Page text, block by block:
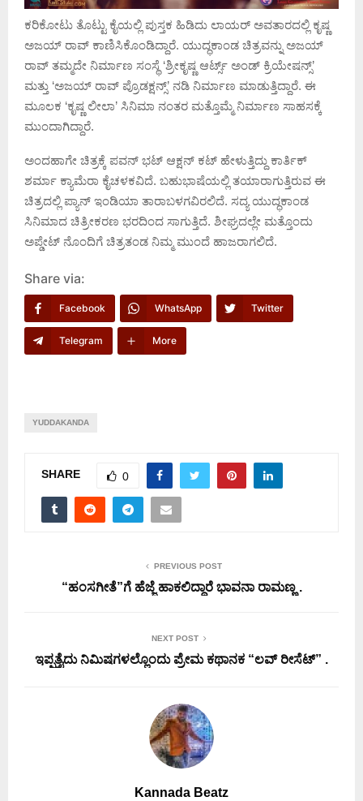
ಕರಿಕೋಟು ತೊಟ್ಟು ಕೈಯಲ್ಲಿ ಪುಸ್ತಕ ಹಿಡಿದು ಲಾಯರ್ ಅವತಾರದಲ್ಲಿ ಕೃಷ್ಣ
ಅಜಯ್ ರಾವ್ ಕಾಣಿಸಿಕೊಂಡಿದ್ದಾರೆ.‌ ಯುದ್ಧಕಾಂಡ ಚಿತ್ರವನ್ನು ಅಜಯ್
ರಾವ್ ತಮ್ಮದೇ ನಿರ್ಮಾಣ ಸಂಸ್ಥೆ ‘ಶ್ರೀಕೃಷ್ಣ ಆರ್ಟ್ಸ್ ಅಂಡ್ ಕ್ರಿಯೇಷನ್ಸ್’
ಮತ್ತು ‘ಅಜಯ್ ರಾವ್ ಪ್ರೊಡಕ್ಷನ್ಸ್’ ನಡಿ ನಿರ್ಮಾಣ ಮಾಡುತ್ತಿದ್ದಾರೆ. ಈ
ಮೂಲಕ ‘ಕೃಷ್ಣ ಲೀಲಾ’ ಸಿನಿಮಾ ನಂತರ ಮತ್ತೊಮ್ಮೆ ನಿರ್ಮಾಣ ಸಾಹಸಕ್ಕೆ
ಮುಂದಾಗಿದ್ದಾರೆ.
ಅಂದಹಾಗೇ ಚಿತ್ರಕ್ಕೆ ಪವನ್ ಭಟ್ ಆಕ್ಷನ್‌ ಕಟ್‌ ಹೇಳುತ್ತಿದ್ದು ಕಾರ್ತಿಕ್
ಶರ್ಮಾ ಕ್ಯಾಮೆರಾ ಕೈಚಳಕವಿದೆ. ಬಹುಭಾಷೆಯಲ್ಲಿ ತಯಾರಾಗುತ್ತಿರುವ ಈ
ಚಿತ್ರದಲ್ಲಿ ಪ್ಯಾನ್ ಇಂಡಿಯಾ ತಾರಾಬಳಗವಿರಲಿದೆ. ಸದ್ಯ ಯುದ್ಧಕಾಂಡ
ಸಿನಿಮಾದ ಚಿತ್ರೀಕರಣ ಭರದಿಂದ ಸಾಗುತ್ತಿದೆ. ಶೀಘ್ರದಲ್ಲೇ ಮತ್ತೊಂದು
ಅಪ್ಡೇಟ್ ನೊಂದಿಗೆ ಚಿತ್ರತಂಡ ನಿಮ್ಮ ಮುಂದೆ ಹಾಜರಾಗಲಿದೆ.
Share via:
Facebook WhatsApp Twitter
Telegram More
YUDDAKANDA
SHARE 0
PREVIOUS POST
“ಹಂಸಗೀತೆ”ಗೆ ಹೆಜ್ಜೆ ಹಾಕಲಿದ್ದಾರೆ ಭಾವನಾ ರಾಮಣ್ಣ .
NEXT POST
ಇಪ್ಪತ್ತೈದು ನಿಮಿಷಗಳಲ್ಲೊಂದು ಪ್ರೇಮ ಕಥಾನಕ “ಲವ್ ರೀಸೆಟ್” .
Kannada Beatz